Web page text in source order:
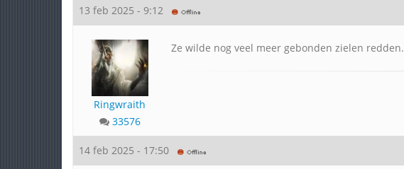
13 feb 2025 - 9:12
Ringwraith
33576
Ze wilde nog veel meer gebonden zielen redden.
14 feb 2025 - 17:50